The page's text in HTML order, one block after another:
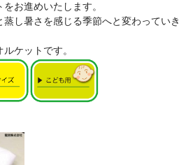
お進めいたします。
し暑さを感じる季節へと変わっていき
ケットです。